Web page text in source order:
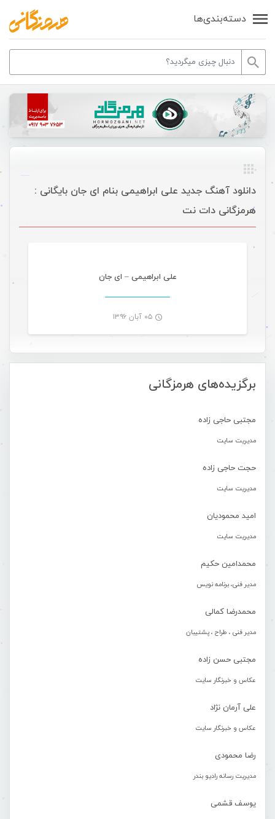
دسته‌بندی‌ها
برگزیده‌های هرمزگانی
مجتبی حاجی زاده
مدیریت سایت
حجت حاجی زاده
مدیریت سایت
امید محمودیان
مدیریت سایت
محمدامین حکیم
مدیر فنی، برنامه نویس
محمدرضا کمالی
مدیر فنی ، طراح ، پشتیبان
مجتبی حسن زاده
عکاس و خبرنگار سایت
علی آرمان نژاد
عکاس و خبرنگار سایت
رضا محمودی
مدیریت رسانه رادیو بندر
یوسف قشمی
دانلود آهنگ جدید علی ابراهیمی بنام ای جان بایگانی :
هرمزگانی دات نت
علی ابراهیمی – ای جان
۰۵ آبان ۱۳۹۶